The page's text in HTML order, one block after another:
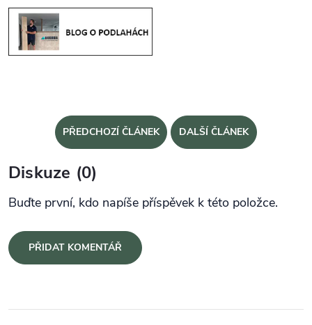
PŘEDCHOZÍ ČLÁNEK DALŠÍ ČLÁNEK
Diskuze (0)
Buďte první, kdo napíše příspěvek k této položce.
PŘIDAT KOMENTÁŘ